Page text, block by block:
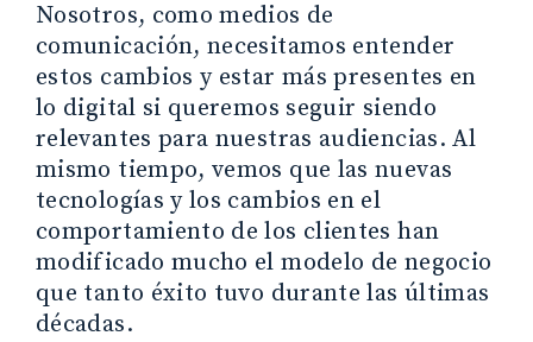
Nosotros, como medios de
comunicación, necesitamos entender
estos cambios y estar más presentes en
lo digital si queremos seguir siendo
relevantes para nuestras audiencias. Al
mismo tiempo, vemos que las nuevas
tecnologías y los cambios en el
comportamiento de los clientes han
modificado mucho el modelo de negocio
que tanto éxito tuvo durante las últimas
décadas.